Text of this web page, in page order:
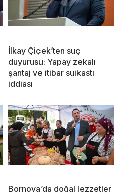
İlkay Çiçek’ten suç
duyurusu: Yapay zekalı
şantaj ve itibar suikastı
iddiası
Bornova’da doğal lezzetler